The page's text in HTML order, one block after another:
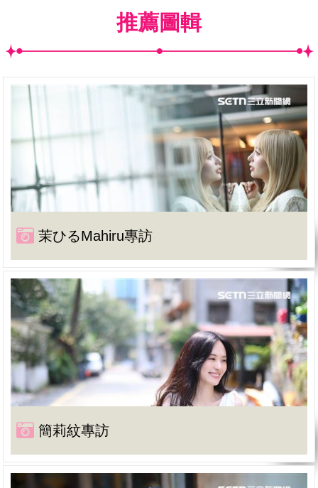
推薦圖輯
茉ひるMahiru專訪
簡莉紋專訪